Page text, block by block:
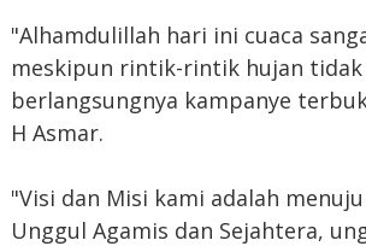
"Alhamdulillah hari ini cuaca
meskipun rintik-rintik hujan
berlangsungnya kampanye
H Asmar.
"Visi dan Misi kami adalah
Unggul Agamis dan Sejahtera,